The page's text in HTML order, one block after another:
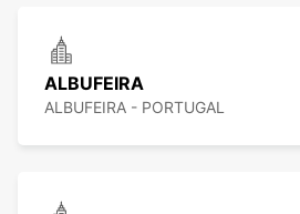
ALBUFEIRA
ALBUFEIRA - PORTUGAL